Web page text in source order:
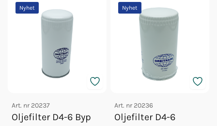
Nyhet
Art. nr 20237
Oljefilter D4-6 Byp
Nyhet
Art. nr 20236
Oljefilter D4-6